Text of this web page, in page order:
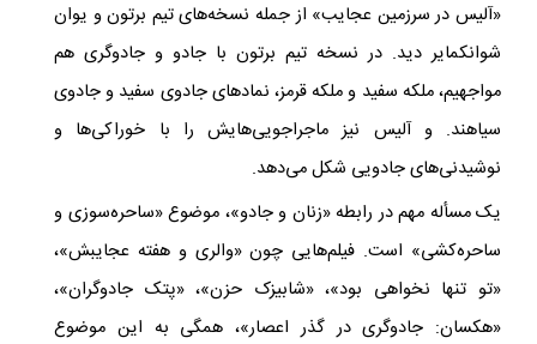
«آلیس در سرزمین عجایب» از جمله نسخه‌های تیم برتون و یوان
شوانکمایر دید. در نسخه تیم برتون با جادو و جادوگری هم
مواجهیم، ملکه سفید و ملکه قرمز، نمادهای جادوی سفید و جادوی
سیاهند. و آلیس نیز ماجراجویی‌هایش را با خوراکی‌ها و
نوشیدنی‌های جادویی شکل می‌دهد.
یک مسأله مهم در رابطه «زنان و جادو»، موضوع «ساحره‌سوزی و
ساحره‌کشی» است. فیلم‌هایی چون «والری و هفته عجایبش»،
«تو تنها نخواهی بود»، «شابیزک حزن»، «پتک جادوگران»،
«هکسان: جادوگری در گذر اعصار»، همگی به این موضوع